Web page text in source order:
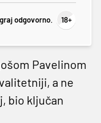
odgovorno.
Pavelinom
a ne
bio ključan